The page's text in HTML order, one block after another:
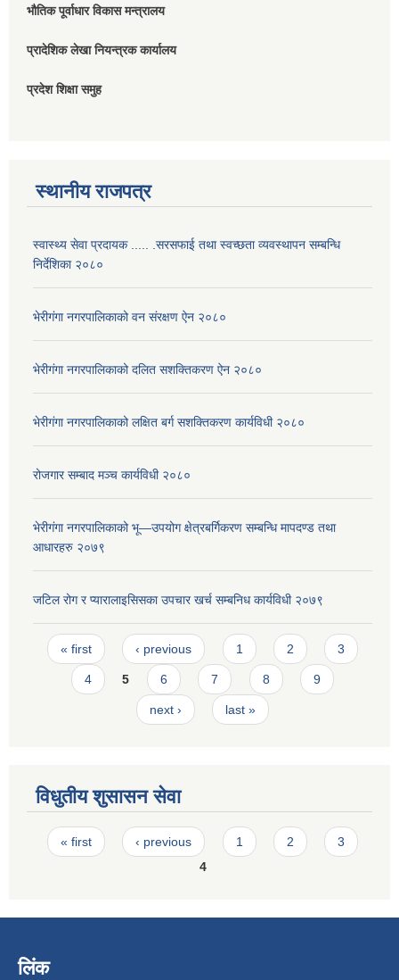
भौतिक पूर्वाधार विकास मन्त्रालय
प्रादेशिक लेखा नियन्त्रक कार्यालय
प्रदेश शिक्षा समुह
स्थानीय राजपत्र
स्वास्थ्य सेवा प्रदायक ..... .सरसफाई तथा स्वच्छता व्यवस्थापन सम्बन्धि
निर्देशिका २०८०
भेरीगंगा नगरपालिकाको वन संरक्षण ऐन २०८०
भेरीगंगा नगरपालिकाको दलित सशक्तिकरण ऐन २०८०
भेरीगंगा नगरपालिकाको लक्षित बर्ग सशक्तिकरण कार्यविधी २०८०
रोजगार सम्बाद मञ्च कार्यविधी २०८०
भेरीगंगा नगरपालिकाको भू—उपयोग क्षेत्रबर्गिकरण सम्बन्धि मापदण्ड तथा
आधारहरु २०७९
जटिल रोग र प्यारालाइसिसका उपचार खर्च सम्बनिध कार्यविधी २०७९
Pages
« first ‹ previous 1 2 3
4 5 6 7 8 9
next › last »
विधुतीय शुसासन सेवा
Pages
« first ‹ previous 1 2
3
4
लिंक